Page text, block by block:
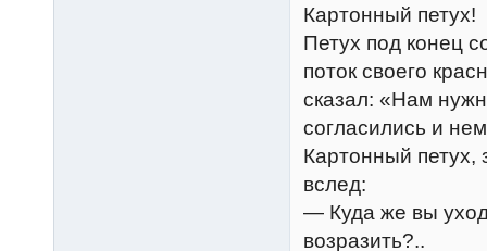
Картонный петух!
Петух под конец
поток своего
сказал: «Нам
согласились и
Картонный
вслед:
— Куда же вы
возразить?..